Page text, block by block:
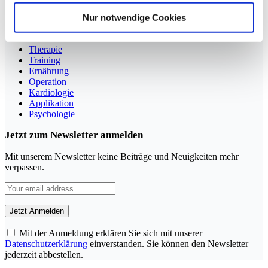
Nur notwendige Cookies
Therapie
Training
Ernährung
Operation
Kardiologie
Applikation
Psychologie
Jetzt zum Newsletter anmelden
Mit unserem Newsletter keine Beiträge und Neuigkeiten mehr
verpassen.
Mit der Anmeldung erklären Sie sich mit unserer
Datenschutzerklärung einverstanden. Sie können den Newsletter
jederzeit abbestellen.